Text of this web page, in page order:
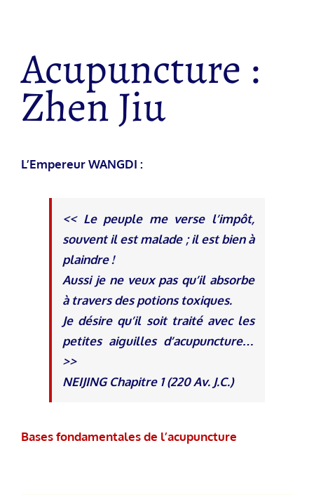
Acupuncture :
Zhen Jiu
L’Empereur WANGDI :
<< Le peuple me verse l’impôt,
souvent il est malade ; il est bien à
plaindre !
Aussi je ne veux pas qu’il absorbe
à travers des potions toxiques.
Je désire qu’il soit traité avec les
petites aiguilles d’acupuncture…
>>
NEIJING Chapitre 1 (220 Av. J.C.)
Bases fondamentales de l’acupuncture